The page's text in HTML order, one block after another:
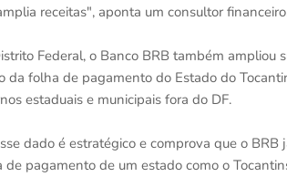
receitas", aponta um consultor
Federal, o Banco BRB também ampliou
da folha de pagamento do Estado do
estaduais e municipais fora do DF.
dado é estratégico e comprova que o
de pagamento de um estado como o